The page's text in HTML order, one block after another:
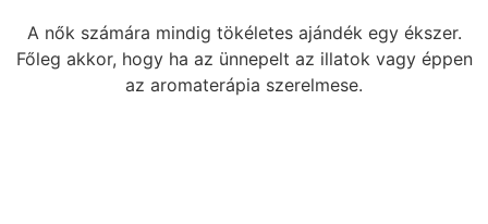
A nők számára mindig tökéletes ajándék egy ékszer.
Főleg akkor, hogy ha az ünnepelt az illatok vagy éppen
az aromaterápia szerelmese.